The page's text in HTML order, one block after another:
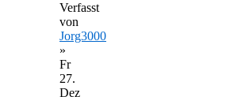
Verfasst
von
Jorg3000
»
Fr
27.
Dez